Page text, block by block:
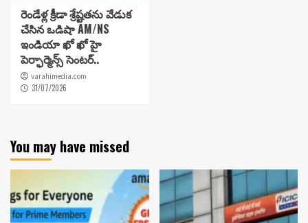
రెండేళ్ల క్రీడా శ్రేష్టతను వేడుక
చేసిన ఒడిషా AM/NS
ఇండియా ఖో ఖో హై
పెర్ఫార్మెన్స్ సెంటర్..
varahimedia.com
31/07/2026
You may have missed